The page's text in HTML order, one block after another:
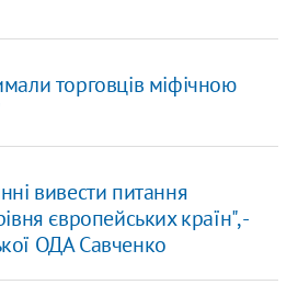
торговців міфічною
вивести питання
європейських країн", -
ОДА Савченко